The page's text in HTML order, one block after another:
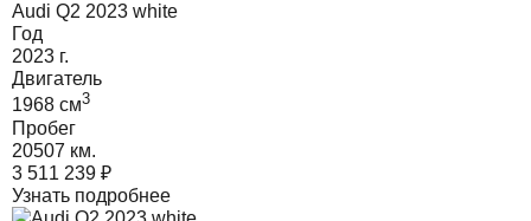
Audi Q2 2023 white
Год
2023 г.
Двигатель
1968 cм3
Пробег
20507 км.
3 511 239 ₽
Узнать подробнее